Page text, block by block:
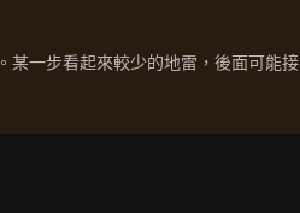
某一步看起來較少的地雷，後面可能接